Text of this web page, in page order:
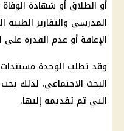
أو الطلاق أو شهادة
المدرسي والتقارير
الإعاقة أو عدم القدرة على
وقد تطلب الوحدة
البحث الاجتماعي، لذلك
التي تم تقديمه إليها.